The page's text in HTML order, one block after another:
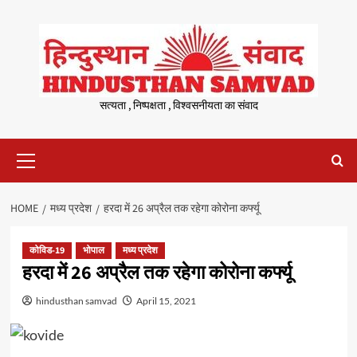
content
सत्यता , निष्पक्षता , विश्वसनीयता का संवाद
Menu
HOME मध्य प्रदेश हरदा में 26 अप्रैल तक रहेगा कोरोना कर्फ्यू
कोविड-19 भोपाल मध्य प्रदेश
हरदा में 26 अप्रैल तक रहेगा कोरोना कर्फ्यू
hindusthan samvad April 15, 2021